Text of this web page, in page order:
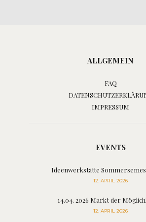
ALLGEMEIN
FAQ
IMPRESSUM
EVENTS
Ideenwerkstätte
12. APRIL 2026
14.04. 2026 Markt der
12. APRIL 2026